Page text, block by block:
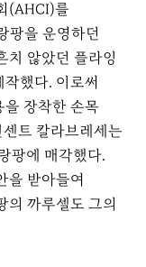
(AHCI)를
팡을 운영하던
치 않았던 플라잉
했다. 이로써
장착한 손목
트 칼라브레세는
팡에 매각했다.
을 받아들여
의 까루셀도 그의